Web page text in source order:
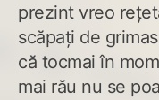
prezint vreo
scăpați de
că tocmai în
mai rău nu se